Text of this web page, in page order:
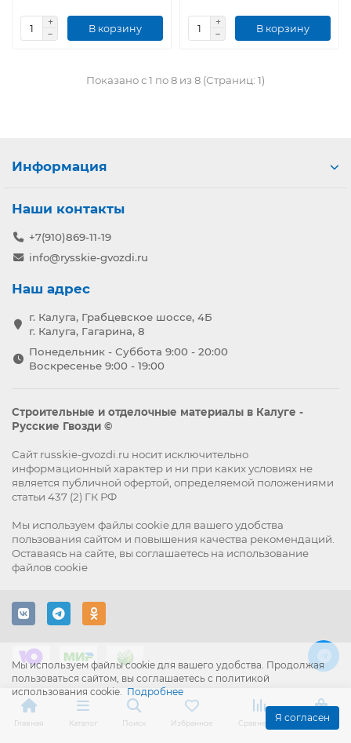
В корзину В корзину
Показано с 1 по 8 из 8 (Страниц: 1)
Мы используем файлы cookie для вашего удобства. Продолжая
пользоваться сайтом, вы соглашаетесь с политикой
использования cookie. Подробнее
Я согласен
Информация
Наши контакты
+7(910)869-11-19
info@rysskie-gvozdi.ru
Наш адрес
г. Калуга, Грабцевское шоссе, 4Б
г. Калуга, Гагарина, 8
Понедельник - Суббота 9:00 - 20:00
Воскресенье 9:00 - 19:00
Строительные и отделочные материалы в Калуге -
Русские Гвозди ©
Сайт russkie-gvozdi.ru носит исключительно
информационный характер и ни при каких условиях не
является публичной офертой, определяемой положениями
статьи 437 (2) ГК РФ
Мы используем файлы cookieдля вашего удобства
пользования сайтом и повышения качества рекомендаций.
Оставаясь на сайте, вы соглашаетесь на использование
файлов cookie
Главная Каталог Поиск Избранное Сравнение Корзина